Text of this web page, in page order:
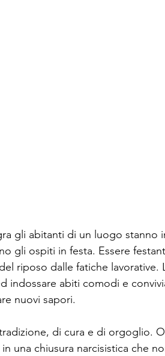
gli abitanti di un luogo stanno
gli ospiti in festa. Essere
riposo dalle fatiche lavorative.
indossare abiti comodi e
nuovi sapori.
di cura e di orgoglio.
una chiusura narcisistica che